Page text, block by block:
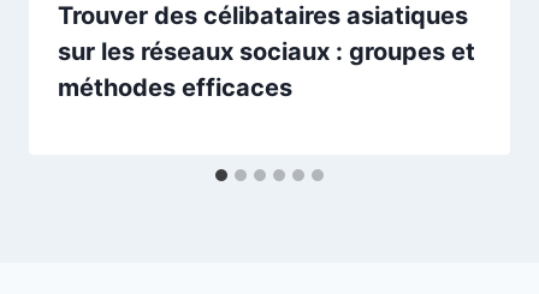
Trouver des célibataires asiatiques
sur les réseaux sociaux : groupes et
méthodes efficaces